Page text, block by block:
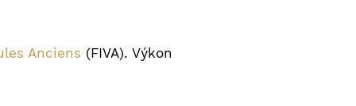
Anciens (FIVA). Výkon